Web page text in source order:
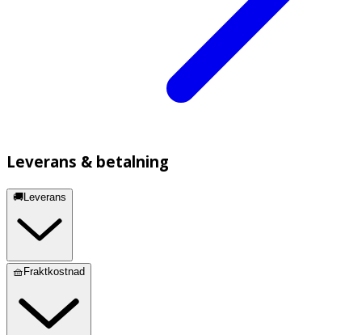
Leverans & betalning
🚚Leverans
🧺Fraktkostnad